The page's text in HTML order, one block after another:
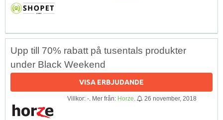
Upp till 70% rabatt på tusentals produkter
under Black Weekend
VISA ERBJUDANDE
Villkor: -. Mer från: Horze 26 november, 2018